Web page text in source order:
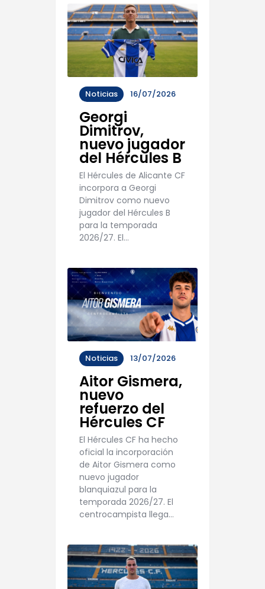
Noticias 16/07/2026
Georgi
Dimitrov,
nuevo jugador
del Hércules B
El Hércules de Alicante CF
incorpora a Georgi
Dimitrov como nuevo
jugador del Hércules B
para la temporada
2026/27. El…
Noticias 13/07/2026
Aitor Gismera,
nuevo
refuerzo del
Hércules CF
El Hércules CF ha hecho
oficial la incorporación
de Aitor Gismera como
nuevo jugador
blanquiazul para la
temporada 2026/27. El
centrocampista llega…